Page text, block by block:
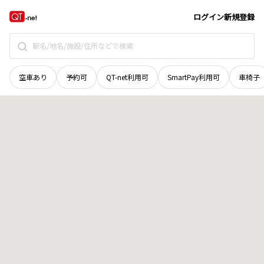
ログイン新規登録
空車あり 予約可 QT-net利用可 SmartPay利用可 車椅子
京都府